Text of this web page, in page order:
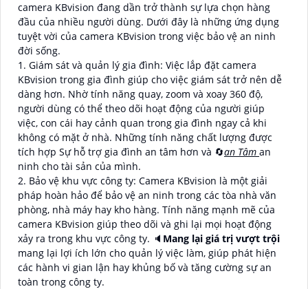
camera KBvision đang dần trở thành sự lựa chọn hàng
đầu của nhiều người dùng. Dưới đây là những ứng dụng
tuyệt vời của camera KBvision trong việc bảo vệ an ninh
đời sống.
1. Giám sát và quản lý gia đình: Việc lắp đặt camera
KBvision trong gia đình giúp cho việc giám sát trở nên dễ
dàng hơn. Nhờ tính năng quay, zoom và xoay 360 độ,
người dùng có thể theo dõi hoạt động của người giúp
việc, con cái hay cảnh quan trong gia đình ngay cả khi
không có mặt ở nhà. Những tính năng chất lượng được
tích hợp Sự hỗ trợ gia đình an tâm hơn và 🔄an Tâm an
ninh cho tài sản của mình.
2. Bảo vệ khu vực công ty: Camera KBvision là một giải
pháp hoàn hảo để bảo vệ an ninh trong các tòa nhà văn
phòng, nhà máy hay kho hàng. Tính năng mạnh mẽ của
camera KBvision giúp theo dõi và ghi lại mọi hoạt động
xảy ra trong khu vực công ty. 🔈 Mang lại giá trị vượt trội
mang lại lợi ích lớn cho quản lý việc làm, giúp phát hiện
các hành vi gian lận hay khủng bố và tăng cường sự an
toàn trong công ty.